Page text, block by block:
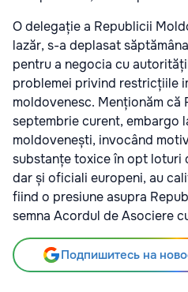
O delegație a Republicii
lazăr, s-a deplasat
pentru a negocia cu
problemei privind restricțiile
moldovenesc. Menționăm că
septembrie curent, embargo
moldovenești, invocând
substanțe toxice în opt loturi
dar și oficiali europeni, au
fiind o presiune asupra
semna Acordul de Asociere
Подпишитесь на